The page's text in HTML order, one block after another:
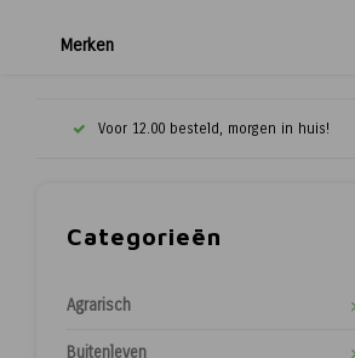
Merken
Voor 12.00 besteld, morgen in huis!
Categorieën
Agrarisch
Buitenleven